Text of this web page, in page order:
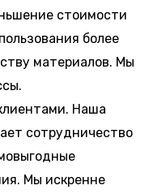
стоимости
более
материалов. Мы
Наша
сотрудничество
Мы искренне